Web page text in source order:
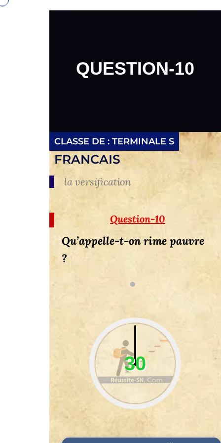
QUESTION-10
30
CLASSE DE : TERMINALE S
FRANCAIS
la versification
Question-10
Qu’appelle-t-on rime pauvre
?